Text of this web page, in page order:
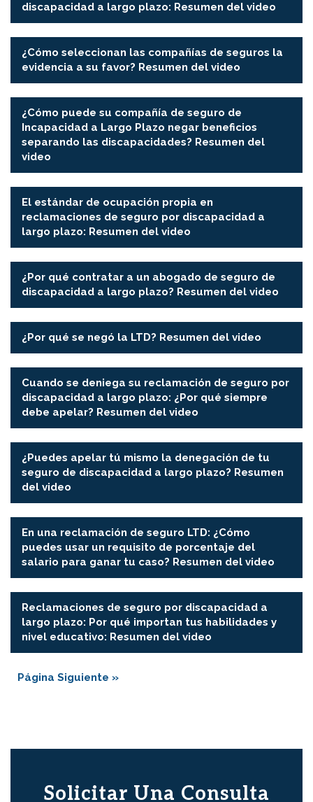
discapacidad a largo plazo: Resumen del video
▶
¿Cómo seleccionan las compañías de seguros la
evidencia a su favor? Resumen del video
▶
¿Cómo puede su compañía de seguro de
Incapacidad a Largo Plazo negar beneficios
separando las discapacidades? Resumen del
video
▶
El estándar de ocupación propia en
reclamaciones de seguro por discapacidad a
largo plazo: Resumen del video
▶
¿Por qué contratar a un abogado de seguro de
discapacidad a largo plazo? Resumen del video
▶
¿Por qué se negó la LTD? Resumen del video
▶
Cuando se deniega su reclamación de seguro por
discapacidad a largo plazo: ¿Por qué siempre
debe apelar? Resumen del video
▶
¿Puedes apelar tú mismo la denegación de tu
seguro de discapacidad a largo plazo? Resumen
del video
▶
En una reclamación de seguro LTD: ¿Cómo
puedes usar un requisito de porcentaje del
salario para ganar tu caso? Resumen del video
▶
Reclamaciones de seguro por discapacidad a
largo plazo: Por qué importan tus habilidades y
nivel educativo: Resumen del video
Página Siguiente »
Solicitar Una Consulta